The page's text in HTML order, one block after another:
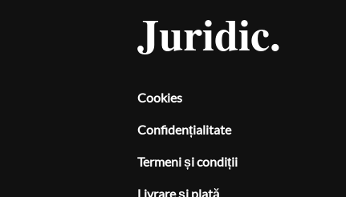
Juridic.
Cookies
Confidențialitate
Termeni și condiții
Livrare și plată